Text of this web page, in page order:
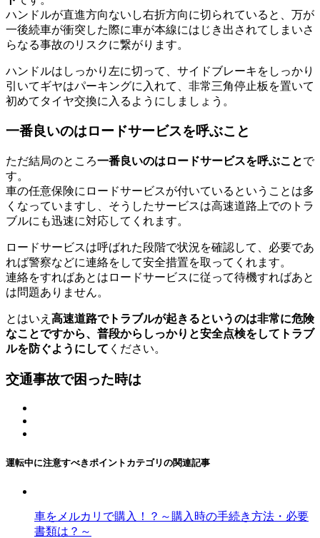
ハンドルが直進方向ないし右折方向に切られていると、万が
一後続車が衝突した際に車が本線にはじき出されてしまいさ
らなる事故のリスクに繋がります。
ハンドルはしっかり左に切って、サイドブレーキをしっかり
引いてギヤはパーキングに入れて、非常三角停止板を置いて
初めてタイヤ交換に入るようにしましょう。
一番良いのはロードサービスを呼ぶこと
ただ結局のところ一番良いのはロードサービスを呼ぶことで
す。
車の任意保険にロードサービスが付いているということは多
くなっていますし、そうしたサービスは高速道路上でのトラ
ブルにも迅速に対応してくれます。
ロードサービスは呼ばれた段階で状況を確認して、必要であ
れば警察などに連絡をして安全措置を取ってくれます。
連絡をすればあとはロードサービスに従って待機すればあと
は問題ありません。
とはいえ 高速道路でトラブルが起きるというのは非常に危険
なことですから、普段からしっかりと安全点検をしてトラブ
ルを防ぐようにして ください。
交通事故で困った時は
運転中に注意すべきポイントカテゴリの関連記事
車をメルカリで購入！？～購入時の手続き方法・必要
書類は？～